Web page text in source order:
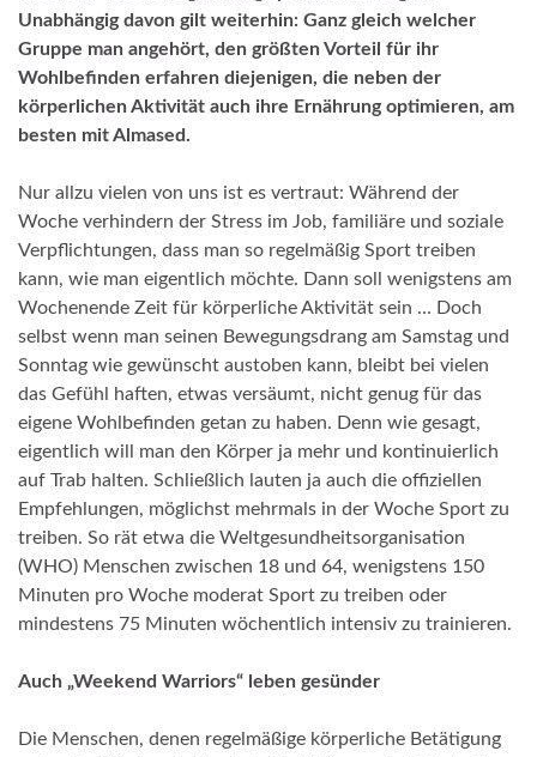
Unabhängig davon gilt weiterhin: Ganz gleich welcher
Gruppe man angehört, den größten Vorteil für ihr
Wohlbefinden erfahren diejenigen, die neben der
körperlichen Aktivität auch ihre Ernährung optimieren, am
besten mit Almased.
Nur allzu vielen von uns ist es vertraut: Während der
Woche verhindern der Stress im Job, familiäre und soziale
Verpflichtungen, dass man so regelmäßig Sport treiben
kann, wie man eigentlich möchte. Dann soll wenigstens am
Wochenende Zeit für körperliche Aktivität sein … Doch
selbst wenn man seinen Bewegungsdrang am Samstag und
Sonntag wie gewünscht austoben kann, bleibt bei vielen
das Gefühl haften, etwas versäumt, nicht genug für das
eigene Wohlbefinden getan zu haben. Denn wie gesagt,
eigentlich will man den Körper ja mehr und kontinuierlich
auf Trab halten. Schließlich lauten ja auch die offiziellen
Empfehlungen, möglichst mehrmals in der Woche Sport zu
treiben. So rät etwa die Weltgesundheitsorganisation
(WHO) Menschen zwischen 18 und 64, wenigstens 150
Minuten pro Woche moderat Sport zu treiben oder
mindestens 75 Minuten wöchentlich intensiv zu trainieren.
Auch „Weekend Warriors“ leben gesünder
Die Menschen, denen regelmäßige körperliche Betätigung